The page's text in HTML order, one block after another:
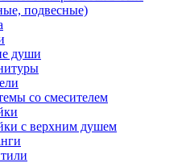
подвесные)
души
со смесителем
с верхним душем